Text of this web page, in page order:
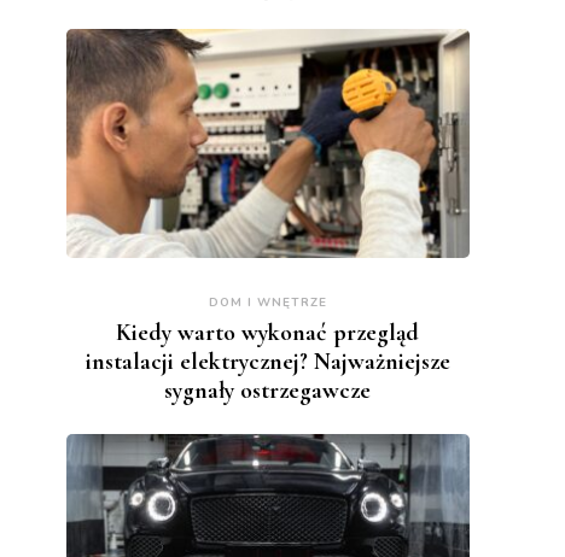
DOM I WNĘTRZE
Kiedy warto wykonać przegląd
instalacji elektrycznej? Najważniejsze
sygnały ostrzegawcze